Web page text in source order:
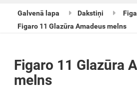
Galvenā lapa Dakstiņi
Figaro 11 Glazūra Amadeus melns
Figaro 11 Glazūra
melns